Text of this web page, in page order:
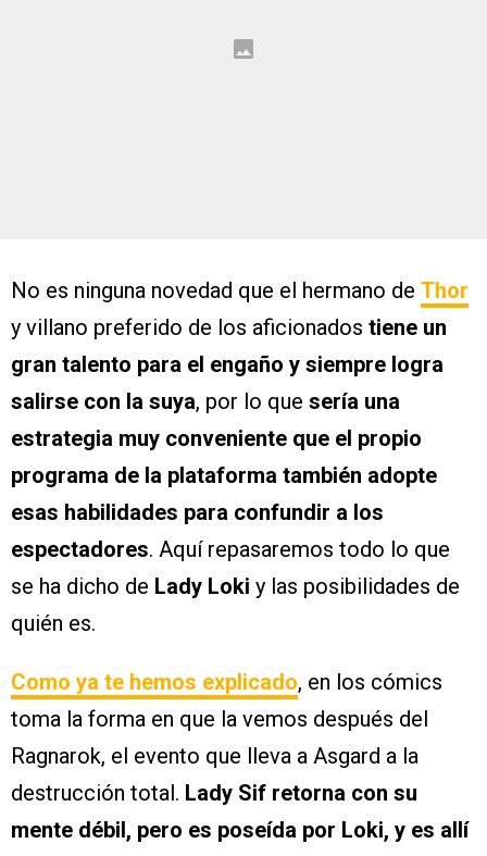
No es ninguna novedad que el hermano de Thor
y villano preferido de los aficionados tiene un
gran talento para el engaño y siempre logra
salirse con la suya, por lo que sería una
estrategia muy conveniente que el propio
programa de la plataforma también adopte
esas habilidades para confundir a los
espectadores. Aquí repasaremos todo lo que
se ha dicho de Lady Loki y las posibilidades de
quién es.
Como ya te hemos explicado, en los cómics
toma la forma en que la vemos después del
Ragnarok, el evento que lleva a Asgard a la
destrucción total. Lady Sif retorna con su
mente débil, pero es poseída por Loki, y es allí